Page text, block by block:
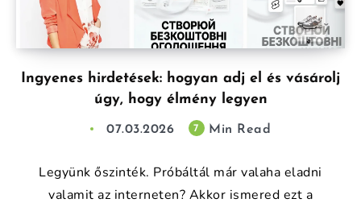
Ingyenes hirdetések: hogyan adj el és vásárolj
úgy, hogy élmény legyen
07.03.2026 7 Min Read
Legyünk őszinték. Próbáltál már valaha eladni
valamit az interneten? Akkor ismered ezt a